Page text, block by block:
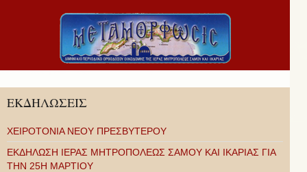
ΕΚΔΗΛΩΣΕΙΣ
ΧΕΙΡΟΤΟΝΙΑ ΝΕΟΥ ΠΡΕΣΒΥΤΕΡΟΥ
ΕΚΔΗΛΩΣΗ ΙΕΡΑΣ ΜΗΤΡΟΠΟΛΕΩΣ ΣΑΜΟΥ ΚΑΙ ΙΚΑΡΙΑΣ ΓΙΑ
ΤΗΝ 25Η ΜΑΡΤΙΟΥ